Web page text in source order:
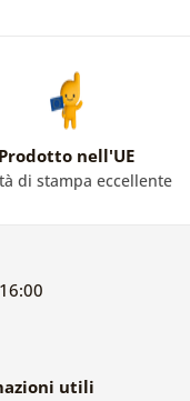
Prodotto nell'UE
di stampa eccellente
utili